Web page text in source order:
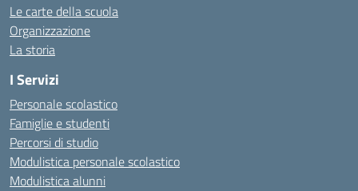
Le carte della scuola
Organizzazione
La storia
I Servizi
Personale scolastico
Famiglie e studenti
Percorsi di studio
Modulistica personale scolastico
Modulistica alunni